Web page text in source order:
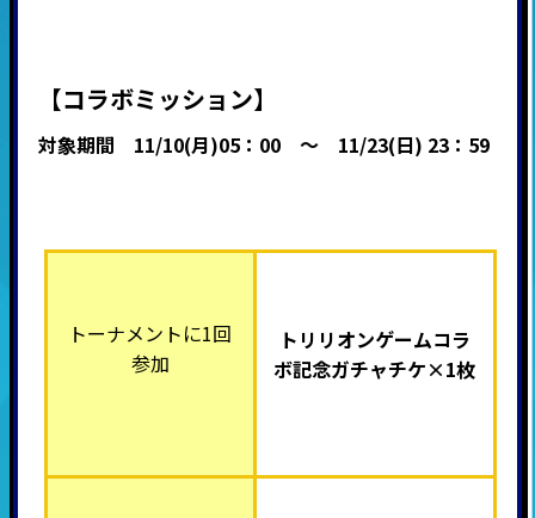
【コラボミッション】
対象期間 11/10(月)05：00～ 11/23(日) 23：59
トーナメントに1回
参加
トリリオンゲームコラ
ボ記念ガチャチケ×1枚